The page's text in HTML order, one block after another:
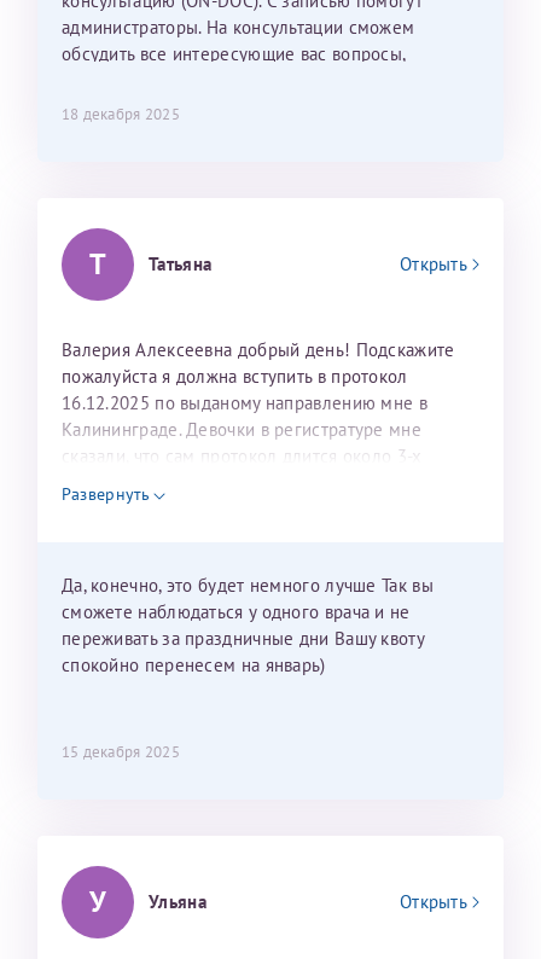
26 июля 2026
администраторы. На консультации сможем
обсудить все интересующие вас вопросы,
18 декабря 2025
Т Татьяна Открыть
Валерия Алексеевна добрый день! Подскажите
пожалуйста я должна вступить в протокол
16.12.2025 по выданому направлению мне в
Калининграде. Девочки в регистратуре мне
сказали, что сам протокол длится около 3-х
недель и 3 недели я должна находится в Питере.
Можно мне новый год провести в Калининграде и
Развернуть
Да, конечно, это будет немного лучше Так вы
сможете наблюдаться у одного врача и не
переживать за праздничные дни Вашу квоту
спокойно перенесем на январь)
15 декабря 2025
У Ульяна Открыть